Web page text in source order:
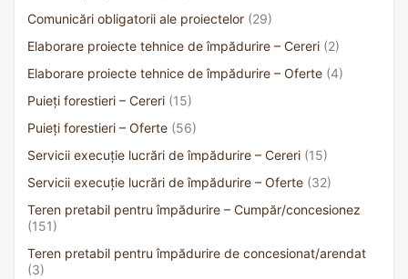
Comunicări obligatorii ale proiectelor (29)
Elaborare proiecte tehnice de împădurire – Cereri (2)
Elaborare proiecte tehnice de împădurire – Oferte (4)
Puieți forestieri – Cereri (15)
Puieți forestieri – Oferte (56)
Servicii execuție lucrări de împădurire – Cereri (15)
Servicii execuție lucrări de împădurire – Oferte (32)
Teren pretabil pentru împădurire – Cumpăr/concesionez
(151)
Teren pretabil pentru împădurire de concesionat/arendat
(3)